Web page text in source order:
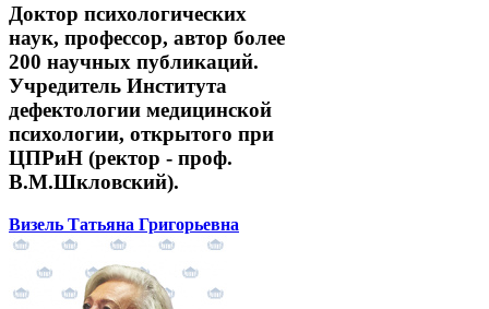
Доктор психологических
наук, профессор, автор более
200 научных публикаций.
Учредитель Института
дефектологии медицинской
психологии, открытого при
ЦПРиН (ректор - проф.
В.М.Шкловский).
Визель Татьяна Григорьевна